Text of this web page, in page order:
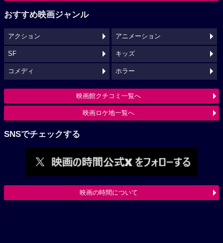
おすすめ映画ジャンル
アクション アニメーション
SF キッズ
コメディ ホラー
映画館クチコミ一覧へ
映画ロケ地一覧へ
SNSでチェックする
映画の時間について